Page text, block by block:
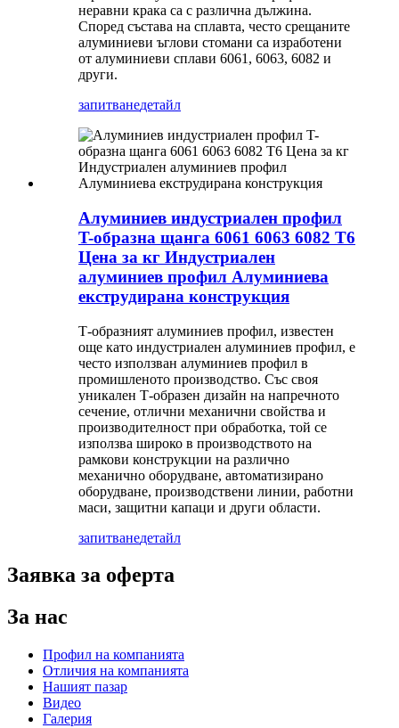
неравни крака са с различна дължина.
Според състава на сплавта, често срещаните
алуминиеви ъглови стомани са изработени
от алуминиеви сплави 6061, 6063, 6082 и
други.
запитванедетайл
Алуминиев индустриален профил
T-образна щанга 6061 6063 6082 T6
Цена за кг Индустриален
алуминиев профил Алуминиева
екструдирана конструкция
Т-образният алуминиев профил, известен
още като индустриален алуминиев профил, е
често използван алуминиев профил в
промишленото производство. Със своя
уникален Т-образен дизайн на напречното
сечение, отлични механични свойства и
производителност при обработка, той се
използва широко в производството на
рамкови конструкции на различно
механично оборудване, автоматизирано
оборудване, производствени линии, работни
маси, защитни капаци и други области.
запитванедетайл
Заявка за оферта
За нас
Профил на компанията
Отличия на компанията
Нашият пазар
Видео
Галерия